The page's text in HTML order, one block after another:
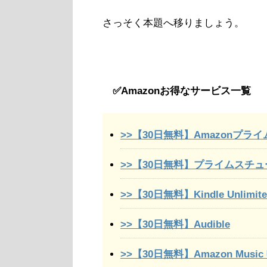
さっそく本題へ移りましょう。
✅Amazonお得なサービス一覧
>>【30日無料】Amazonプライ
>>【30日無料】プライムスチュ
>>【30日無料】Kindle
>>【30日無料】Audible
>>【30日無料】Amazon